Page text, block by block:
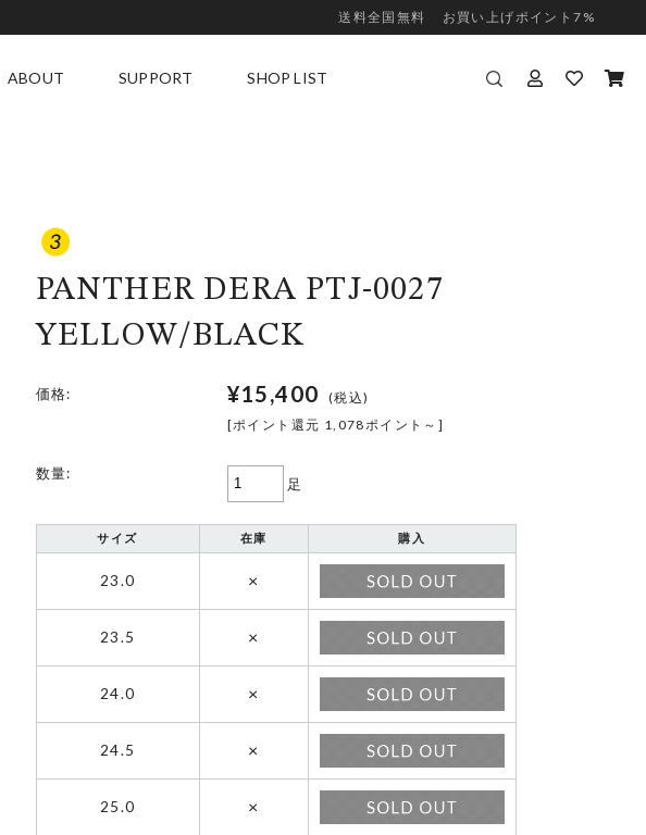
送料全国無料 お買い上げポイント7%
ABOUT SUPPORT SHOP LIST
PANTHER DERA PTJ-0027
YELLOW/BLACK
価格: ¥15,400
(税込)
[ポイント還元 1,078ポイント～]
数量:
足
サイズ 在庫 購入
23.0 ×
23.5 ×
24.0 ×
24.5 ×
25.0 ×